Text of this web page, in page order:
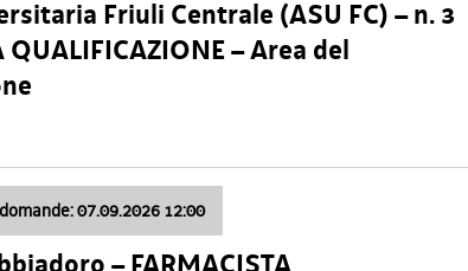
Friuli Centrale (ASU FC) – n. 3
QUALIFICAZIONE – Area del
07.09.2026 12:00